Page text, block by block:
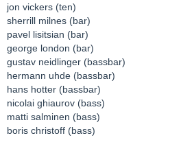
jon vickers (ten)
sherrill milnes (bar)
pavel lisitsian (bar)
george london (bar)
gustav neidlinger (bassbar)
hermann uhde (bassbar)
hans hotter (bassbar)
nicolai ghiaurov (bass)
matti salminen (bass)
boris christoff (bass)